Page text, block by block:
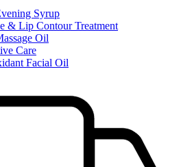
Syrup
& Lip Contour Treatment
Oil
Care
Facial Oil